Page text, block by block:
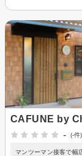
CAFUNE by
-
(-件)
マンツーマン接客で幅